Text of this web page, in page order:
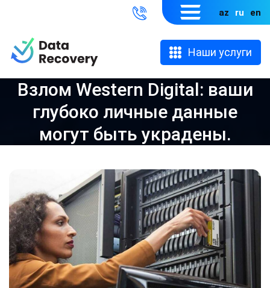
az ru en
Наши услуги
Взлом Western Digital: ваши
глубоко личные данные
могут быть украдены.